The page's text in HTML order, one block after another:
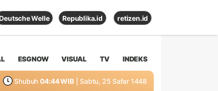
Deutsche Welle Republika.id retizen.id
ESGNOW VISUAL TV INDEKS
Shubuh 04:44 WIB | Sabtu, 25 Safar 1448